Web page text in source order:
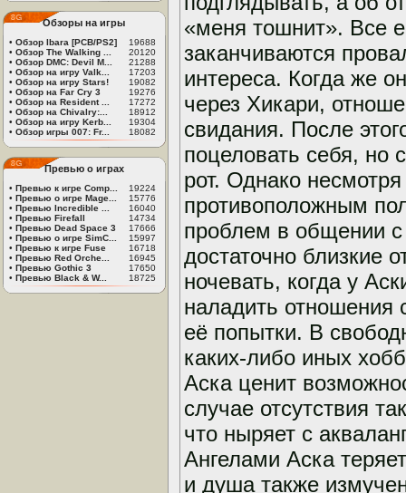
Обзоры на игры
• Обзор Ibara [PCB/PS2]
19688
• Обзор The Walking ...
20120
• Обзор DMC: Devil M...
21288
• Обзор на игру Valk...
17203
• Обзор на игру Stars!
19082
• Обзор на Far Cry 3
19276
• Обзор на Resident ...
17272
• Обзор на Chivalry:...
18912
• Обзор на игру Kerb...
19304
• Обзор игры 007: Fr... 18082
Превью о играх
• Превью к игре Comp...
19224
• Превью о игре Mage...
15776
• Превью Incredible ...
16040
• Превью Firefall
14734
• Превью Dead Space 3
17666
• Превью о игре SimC...
15997
• Превью к игре Fuse
16718
• Превью Red Orche...
16945
• Превью Gothic 3
17650
• Превью Black & W... 18725
«меня тошнит». Все
заканчиваются
интереса. Когда же
через Хикари,
свидания. После
поцеловать себя, но
рот. Однако
противоположным
проблем в общении
достаточно близкие
ночевать, когда у
наладить отношения
её попытки. В
каких-либо иных
Аска ценит
случае отсутствия
что ныряет с
Ангелами Аска
и душа также